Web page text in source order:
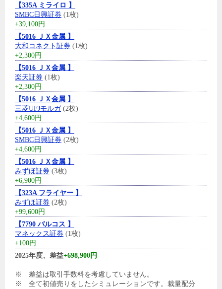
【335A ミライロ 】
SMBC日興証券 (1枚)
+39,100円
【5016 ＪＸ金属 】
大和コネクト証券 (1枚)
+2,300円
【5016 ＪＸ金属 】
楽天証券 (1枚)
+2,300円
【5016 ＪＸ金属 】
三菱UFJモルガ(2枚)
+4,600円
【5016 ＪＸ金属 】
SMBC日興証券 (2枚)
+4,600円
【5016 ＪＸ金属 】
みずほ証券 (3枚)
+6,900円
【323A フライヤー 】
みずほ証券 (2枚)
+99,600円
【7790 バルコス 】
マネックス証券 (1枚)
+100円
2025年度、差益+698,900円
※ 差益は取引手数料を考慮していません。
※ 全て初値売りをしたシミュレーションです。裁量配分